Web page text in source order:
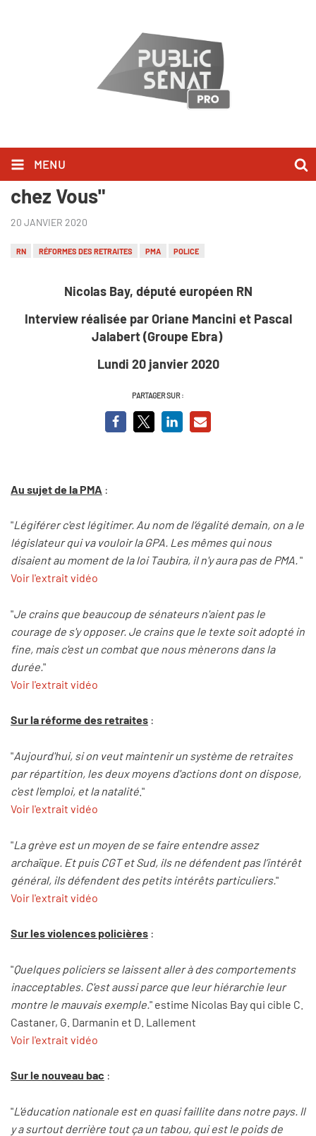
MENU
Nicolas Bay l'a dit dans "Bonjour
chez Vous"
20 JANVIER 2020
RN RÉFORMES DES RETRAITES PMA POLICE
Nicolas Bay, député européen RN
Interview réalisée par Oriane Mancini et Pascal
Jalabert (Groupe Ebra)
Lundi 20 janvier 2020
PARTAGER SUR :
Au sujet de la PMA :
"Légiférer c'est légitimer. Au nom de l’égalité demain, on a le
législateur qui va vouloir la GPA. Les mêmes qui nous
disaient au moment de la loi Taubira, il n'y aura pas de PMA."
Voir l'extrait vidéo
"Je crains que beaucoup de sénateurs n'aient pas le
courage de s'y opposer. Je crains que le texte soit adopté in
fine, mais c'est un combat que nous mènerons dans la
durée. "
Voir l'extrait vidéo
Sur la réforme des retraites :
"Aujourd'hui, si on veut maintenir un système de retraites
par répartition, les deux moyens d'actions dont on dispose,
c'est l'emploi, et la natalité ."
Voir l'extrait vidéo
"La grève est un moyen de se faire entendre assez
archaïque. Et puis CGT et Sud, ils ne défendent pas l’intérêt
général, ils défendent des petits intérêts particuliers."
Voir l'extrait vidéo
Sur les violences policières :
"Quelques policiers se laissent aller à des comportements
inacceptables. C'est aussi parce que leur hiérarchie leur
montre le mauvais exemple. " estime Nicolas Bay qui cible C.
Castaner, G. Darmanin et D. Lallement
Voir l'extrait vidéo
Sur le nouveau bac :
"L'éducation nationale est en quasi faillite dans notre pays. Il
y a surtout derrière tout ça un tabou, qui est le poids de